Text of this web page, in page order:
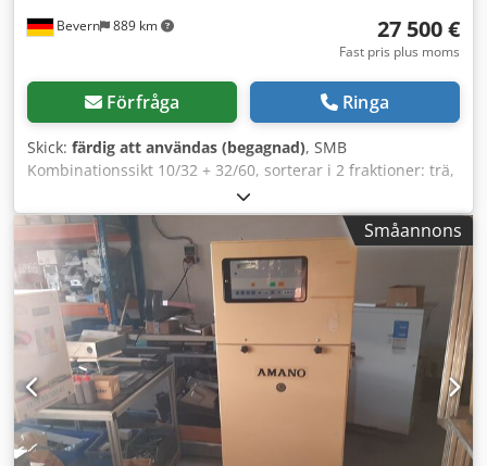
Bevern 889 km 27 500 €
Fast pris plus moms
Förfråga Ringa
Skick: färdig att användas (begagnad), SMB
Kombinationssikt 10/32 + 32/60, sorterar i 2 fraktioner: trä,
plast, folie och papper. Vindsikt med filteranläggning, 2
vibrerande rännor, cellmatningslucka, styrskåp med
centralstyrning för hela anläggningen, mobil med kroklyft,
självresterande, kompressor för filterrengöring, 1000
drifttimmar. Credpfx Asp Aunlof Usf
Småannons